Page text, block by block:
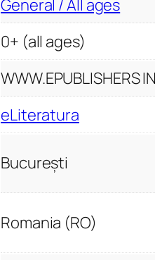
General / All ages
0+ (all ages)
WWW.EPUBLISHERS
eLiteratura
București
Romania (RO)